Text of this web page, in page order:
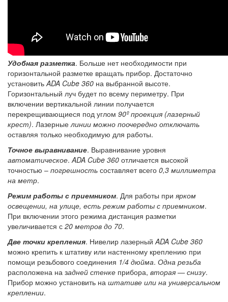
Удобная разметка. Больше нет необходимости при
горизонтальной разметке вращать прибор. Достаточно
установитьADA Cube 360 на выбранной высоте.
Горизонтальный луч будет по всему периметру. При
включении вертикальной линии получается
перекрещивающиеся под углом 90º проекция (лазерный
крест). Лазерныелинии можно поочередно отключать
оставляя только необходимую для работы.
Точное выравнивание. Выравнивание уровня
автоматическое.ADA Cube 360 отличается высокой
точностью – погрешность составляет всего 0,3 миллиметра
на метр.
Режим работы с приемником. Для работы при ярком
освещении, на улице, есть режим работы с приемником.
При включении этого режима дистанция разметки
увеличивается с 20 метров до 70.
Две точки крепления. Нивелир лазерныйADA Cube 360
можно крепить к штативу или настенному креплению при
помощи резьбового соединения 1/4 дюйма. Одна резьба
расположена на задней стенке прибора, вторая — снизу.
Прибор можно установить на штативе или на универсальном
креплении.